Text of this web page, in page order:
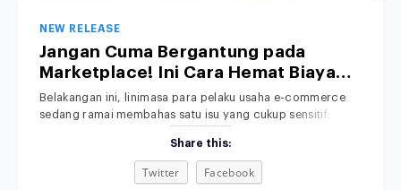
NEW RELEASE
Jangan Cuma Bergantung pada
Marketplace! Ini Cara Hemat Biaya
Operasional Toko Retail Anda
Belakangan ini, linimasa para pelaku usaha e-commerce
sedang ramai membahas satu isu yang cukup sensitif:
retail, kebijakan baru ini jelas memicu kekhawatiran serius.
Bagaimana tidak? Di tengah ketatnya persaingan pasar,
margin keuntungan yang sudah dihitung matang-matang
Share this:
Twitter Facebook